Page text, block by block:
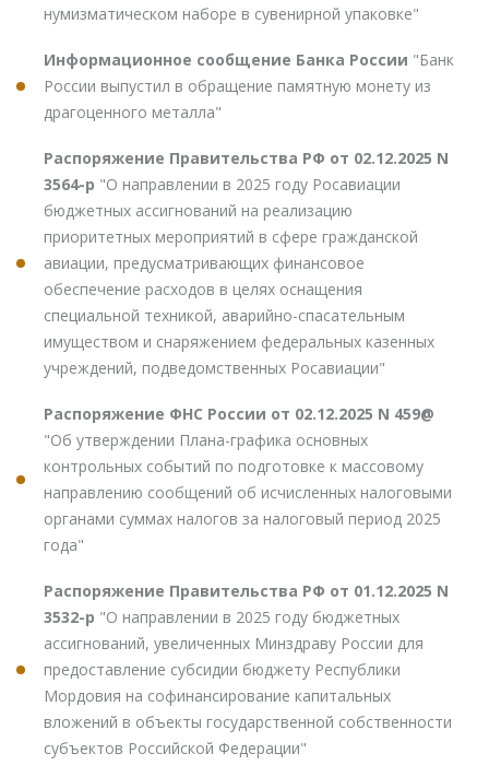
нумизматическом наборе в сувенирной упаковке"
Информационное сообщение Банка России "Банк
России выпустил в обращение памятную монету из
драгоценного металла"
Распоряжение Правительства РФ от 02.12.2025 N
3564-р "О направлении в 2025 году Росавиации
бюджетных ассигнований на реализацию
приоритетных мероприятий в сфере гражданской
авиации, предусматривающих финансовое
обеспечение расходов в целях оснащения
специальной техникой, аварийно-спасательным
имуществом и снаряжением федеральных казенных
учреждений, подведомственных Росавиации"
Распоряжение ФНС России от 02.12.2025 N 459@
"Об утверждении Плана-графика основных
контрольных событий по подготовке к массовому
направлению сообщений об исчисленных налоговыми
органами суммах налогов за налоговый период 2025
года"
Распоряжение Правительства РФ от 01.12.2025 N
3532-р "О направлении в 2025 году бюджетных
ассигнований, увеличенных Минздраву России для
предоставление субсидии бюджету Республики
Мордовия на софинансирование капитальных
вложений в объекты государственной собственности
субъектов Российской Федерации"